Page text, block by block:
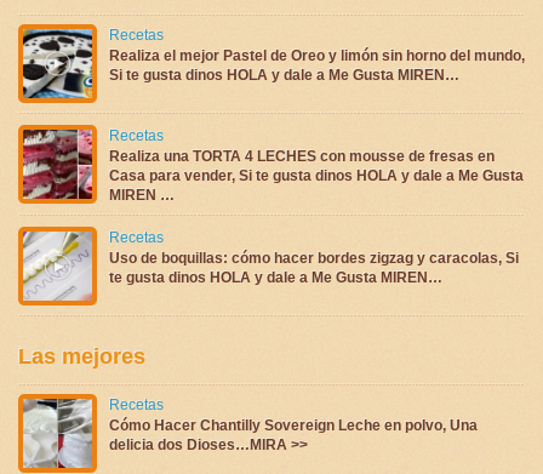
Recetas
Realiza el mejor Pastel de Oreo y limón sin horno del mundo,
Si te gusta dinos HOLA y dale a Me Gusta MIREN…
Recetas
Realiza una TORTA 4 LECHES con mousse de fresas en
Casa para vender, Si te gusta dinos HOLA y dale a Me Gusta
MIREN …
Recetas
Uso de boquillas: cómo hacer bordes zigzag y caracolas, Si
te gusta dinos HOLA y dale a Me Gusta MIREN…
Las mejores
Recetas
Cómo Hacer Chantilly Sovereign Leche en polvo, Una
delicia dos Dioses…MIRA >>